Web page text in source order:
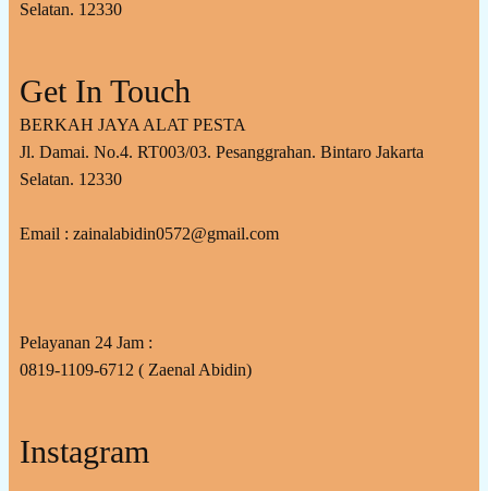
Selatan. 12330
Get In Touch
BERKAH JAYA ALAT PESTA
Jl. Damai. No.4. RT003/03. Pesanggrahan. Bintaro Jakarta
Selatan. 12330
Email : zainalabidin0572@gmail.com
Pelayanan 24 Jam :
0819-1109-6712 ( Zaenal Abidin)
Instagram